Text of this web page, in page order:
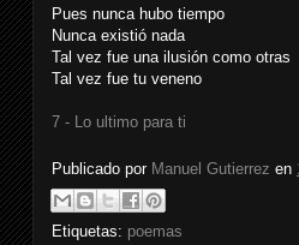
Pues nunca hubo tiempo
Nunca existió nada
Tal vez fue una ilusión como otras
Tal vez fue tu veneno
7 - Lo ultimo para ti
Publicado por Manuel Gutierrez en
Etiquetas: poemas